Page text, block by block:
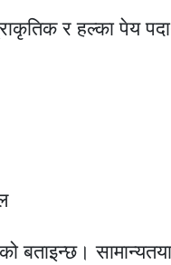
र हल्का पेय
बताइन्छ।